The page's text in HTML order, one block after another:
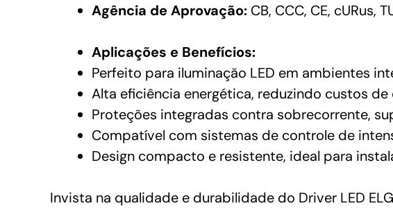
Agência de Aprovação: CB, CCC, CE, cURus,
Aplicações e Benefícios:
Perfeito para iluminação LED em ambientes
Alta eficiência energética, reduzindo custos de
Proteções integradas contra sobrecorrente,
Compatível com sistemas de controle de
Design compacto e resistente, ideal para
Invista na qualidade e durabilidade do Driver LED